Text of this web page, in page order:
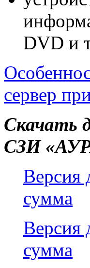
DVD и
сервер
Скачать
СЗИ
Версия
сумма
Версия
сумма